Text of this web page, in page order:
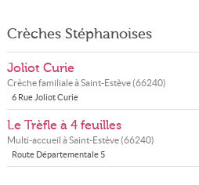
Crèches Stéphanoises
Joliot Curie
Crèche familiale àSaint-Estève(66240)
6 Rue Joliot Curie
Le Trèfle à 4 feuilles
Multi-accueil àSaint-Estève(66240)
Route Départementale 5